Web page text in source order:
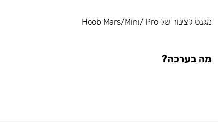
מגנט לצינור של Hoob Mars/Mini/ Pro
מה בערכה?